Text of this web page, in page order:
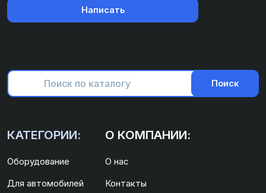
Написать
Поиск
КАТЕГОРИИ:
Оборудование
Для автомобилей
О КОМПАНИИ:
О нас
Контакты